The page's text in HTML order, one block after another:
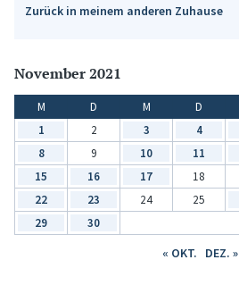
Zurück in meinem anderen Zuhause
November 2021
M D M D
1
2 3 4
8
9 10 11
15
16 17 18
22
23 24 25
29
30
« OKT. DEZ. »